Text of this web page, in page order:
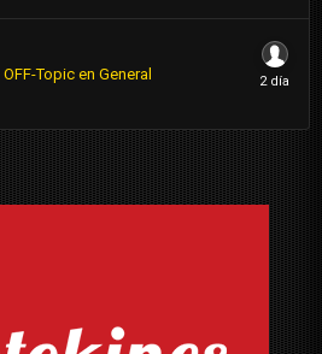
OFF-Topic en General